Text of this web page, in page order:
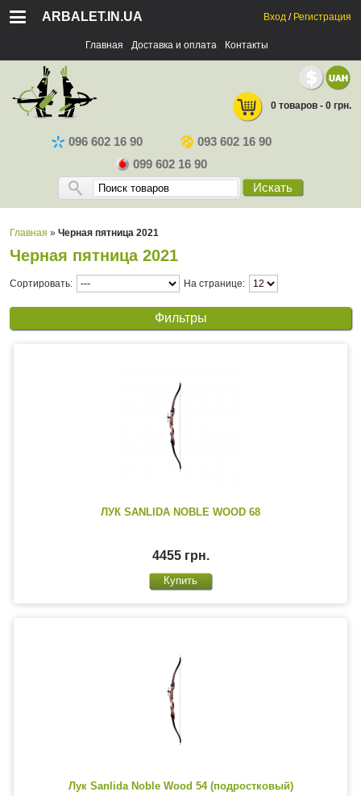
ARBALET.IN.UA
Главная Доставка и оплата Контакты
Вход / Регистрация
096 602 16 90
093 602 16 90
099 602 16 90
Искать
0 товаров - 0 грн.
Главная » Черная пятница 2021
Черная пятница 2021
Сортировать: На странице:
Фильтры
ЛУК SANLIDA NOBLE WOOD 68
4455 грн.
Лук Sanlida Noble Wood 54 (подростковый)